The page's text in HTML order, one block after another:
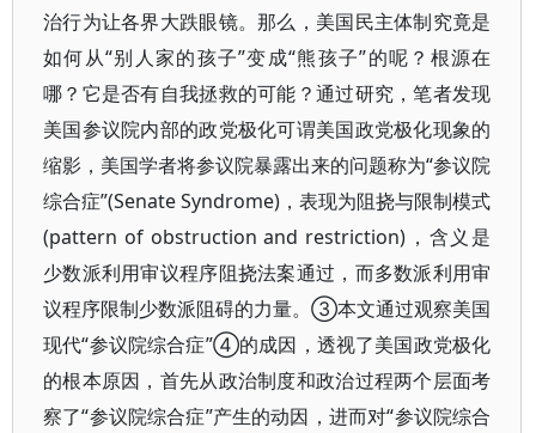
治行为让各界大跌眼镜。那么，美国民主体制究竟是
如何从“别人家的孩子”变成“熊孩子”的呢？根源在
哪？它是否有自我拯救的可能？通过研究，笔者发现
美国参议院内部的政党极化可谓美国政党极化现象的
缩影，美国学者将参议院暴露出来的问题称为“参议院
综合症”(Senate Syndrome)，表现为阻挠与限制模式
(pattern of obstruction and restriction)，含义是
少数派利用审议程序阻挠法案通过，而多数派利用审
议程序限制少数派阻碍的力量。③本文通过观察美国
现代“参议院综合症”④的成因，透视了美国政党极化
的根本原因，首先从政治制度和政治过程两个层面考
察了“参议院综合症”产生的动因，进而对“参议院综合